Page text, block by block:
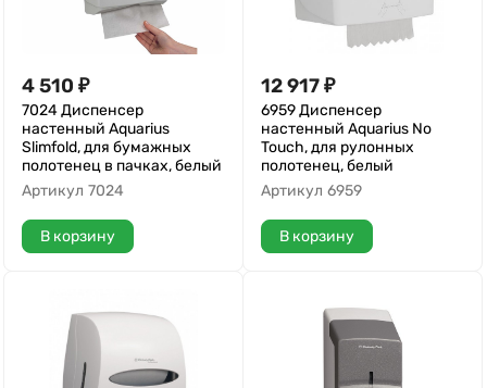
4 510 ₽
7024 Диспенсер
настенный Aquarius
Slimfold, для бумажных
полотенец в пачках, белый
Артикул 7024
В корзину
12 917₽
6959 Диспенсер
настенный Aquarius No
Touch, для рулонных
полотенец, белый
Артикул 6959
В корзину